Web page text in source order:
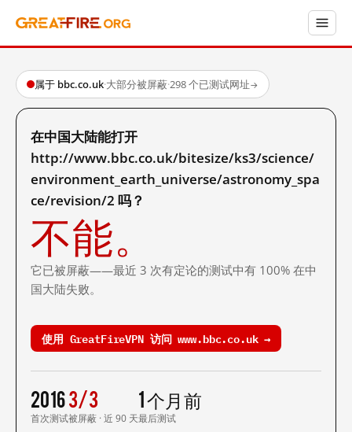
属于 bbc.co.uk·大部分被屏蔽·298 个已测试网址→
在中国大陆能打开
http://www.bbc.co.uk/bitesize/ks3/science/
environment_earth_universe/astronomy_spa
ce/revision/2 吗？
不能。
它已被屏蔽——最近 3 次有定论的测试中有 100% 在中
国大陆失败。
使用 GreatFireVPN 访问 www.bbc.co.uk →
2016
首次测试
3/3
被屏蔽 · 近 90 天
1 个月前
最后测试